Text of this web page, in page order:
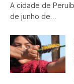
A cidade de
de junho de…